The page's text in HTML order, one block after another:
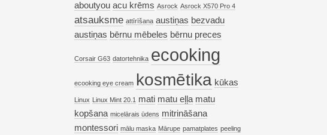
aboutyou acu krēms Asrock Asrock X570 Pro 4
atsauksme attīrīšana austiņas bezvadu
austiņas bērnu mēbeles bērnu preces
Corsair G63 datortehnika ecooking
ecooking eye cream kosmētika kūkas
Linux Linux Mint 20.1 mati matu eļļa matu
kopšana micelārais ūdens mitrināšana
montessori mālu maska Mārupe pamatplates peeling